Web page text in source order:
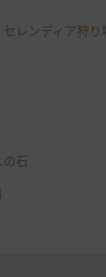
レンディア狩り
石